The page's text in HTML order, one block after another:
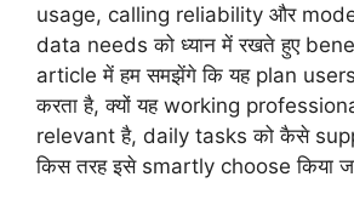
usage, calling reliability और
data needs को ध्यान में रखते हुए
article में हम समझेंगे कि यह plan
करता है, क्यों यह working
relevant है, daily tasks को कैसे
किस तरह इसे smartly choose किया